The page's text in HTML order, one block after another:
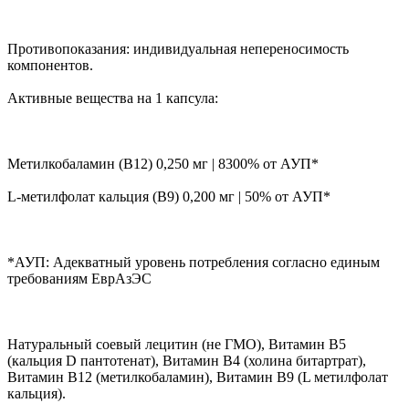
Противопоказания: индивидуальная непереносимость
компонентов.
Активные вещества на 1 капсула:
Метилкобаламин (B12) 0,250 мг | 8300% от АУП*
L-метилфолат кальция (B9) 0,200 мг | 50% от АУП*
*АУП: Адекватный уровень потребления согласно единым
требованиям ЕврАзЭС
Натуральный соевый лецитин (не ГМО), Витамин B5
(кальция D пантотенат), Витамин B4 (холина битартрат),
Витамин В12 (метилкобаламин), Витамин В9 (L метилфолат
кальция).